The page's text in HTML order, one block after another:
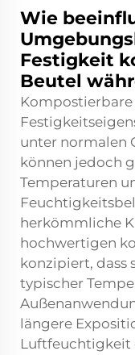
Wie
Festigkeit
Beutel
unter normalen
können jedoch
Temperaturen
herkömmliche
hochwertigen
konzipiert, dass
typischer
längere
Luftfeuchtigkeit